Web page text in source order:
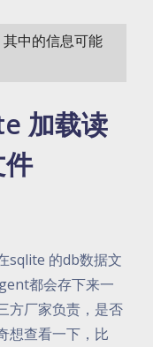
中的信息可能
加载读
sqlite 的db数据文
都会存下来一
方厂家负责，是否
想查看一下，比